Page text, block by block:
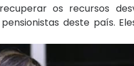
os recursos
deste país.